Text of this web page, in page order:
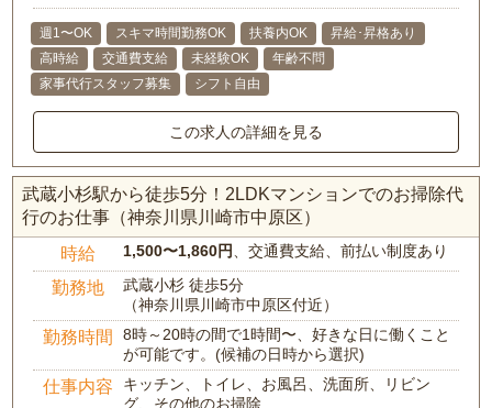
週1〜OK スキマ時間勤務OK 扶養内OK
昇給･昇格あり
高時給
交通費支給 未経験OK
年齢不問
家事代行スタッフ募集
シフト自由
この求人の詳細を見る
武蔵小杉駅から徒歩5分！2LDKマンションでのお掃除代
行のお仕事（神奈川県川崎市中原区）
時給 1,500〜1,860円 、交通費支給、前払い制度あり
勤務地
武蔵小杉 徒歩5分
（神奈川県川崎市中原区付近）
勤務時間
8時～20時の間で1時間〜、好きな日に働くこと
が可能です。(候補の日時から選択)
仕事内容
キッチン、トイレ、お風呂、洗面所、リビン
グ、その他のお掃除